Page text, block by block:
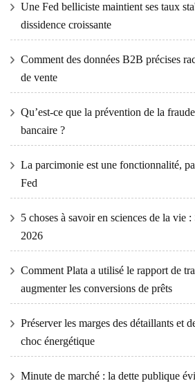
Une Fed belliciste maintient ses taux
dissidence croissante
Comment des données B2B précises
de vente
Qu’est-ce que la prévention de la
bancaire ?
La parcimonie est une fonctionnalité,
Fed
5 choses à savoir en sciences de la vie
2026
Comment Plata a utilisé le rapport de
augmenter les conversions de prêts
Préserver les marges des détaillants et
choc énergétique
Minute de marché : la dette publique